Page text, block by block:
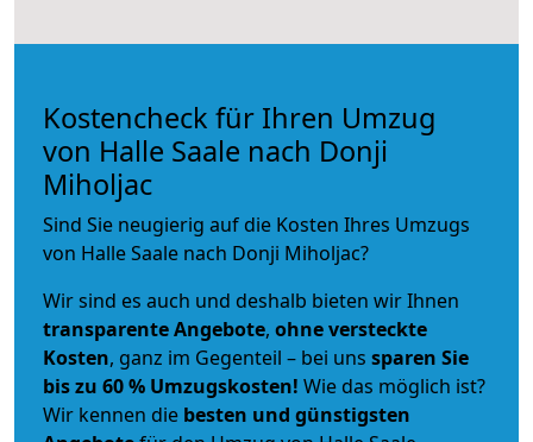
Kostencheck für Ihren Umzug
von Halle Saale nach Donji
Miholjac
Sind Sie neugierig auf die Kosten Ihres Umzugs
von Halle Saale nach Donji Miholjac?
Wir sind es auch und deshalb bieten wir Ihnen
transparente Angebote, ohne versteckte
Kosten, ganz im Gegenteil – bei uns sparen Sie
bis zu 60 % Umzugskosten! Wie das möglich ist?
Wir kennen die besten und günstigsten